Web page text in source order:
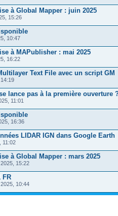
à Global Mapper : juin 2025
15:26
10:47
à MAPublisher : mai 2025
16:22
Text File avec un script GM
lance pas à la première ouverture
11:01
16:36
LIDAR IGN dans Google Earth
11:02
à Global Mapper : mars 2025
15:22
FR
10:44